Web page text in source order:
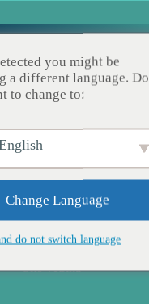
Aquitaine
Sito vetrina
you might be
a different language. Do
to change to:
Change Language
do not switch language